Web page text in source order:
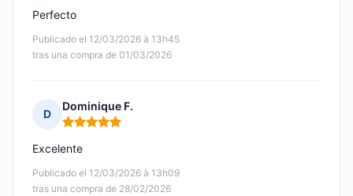
Publicado el 12/03/2026 à 13h45
tras una compra de 01/03/2026
Perfecto
D
Dominique F.
Nota: 5 de 5
Publicado el 12/03/2026 à 13h09
tras una compra de 28/02/2026
Excelente